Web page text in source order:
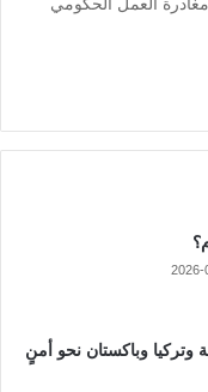
2026-
وتركيا وباكستان نحو أمنٍ